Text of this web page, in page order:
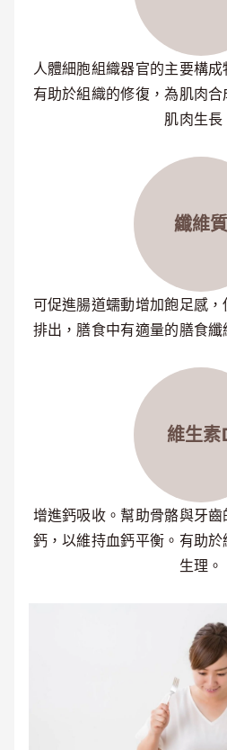
人體細胞組織器官的主要構成
有助於組織的修復，為肌肉
肌肉生長
纖維質
可促進腸道蠕動增加飽足感
排出，膳食中有適量的膳食纖
維生素
增進鈣吸收。幫助骨骼與牙
鈣，以維持血鈣平衡。有助
生理。